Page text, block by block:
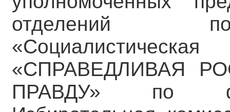
отделений
«СПРАВЕДЛИВАЯ
ПРАВДУ» по